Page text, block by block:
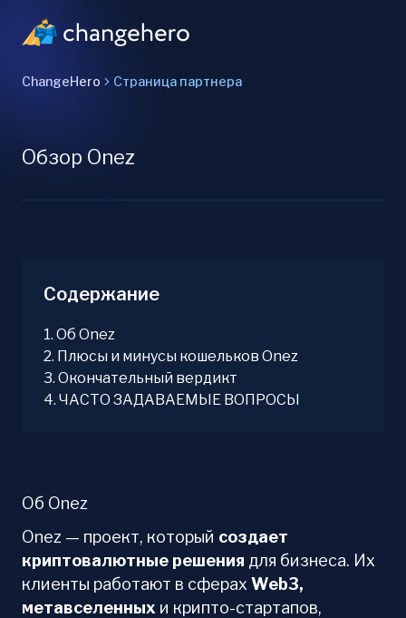
ChangeHero Страница партнера
Обзор Onez
Содержание
1. Об Onez
2. Плюсы и минусы кошельков Onez
3. Окончательный вердикт
4. ЧАСТО ЗАДАВАЕМЫЕ ВОПРОСЫ
Об Onez
Onez — проект, который создает
криптовалютные решения для бизнеса. Их
клиенты работают в сферах Web3,
метавселенных и крипто-стартапов,